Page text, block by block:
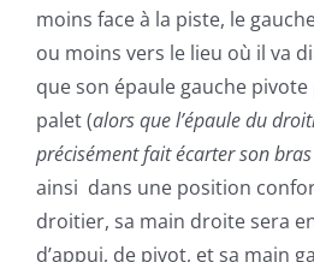
moins face à la piste, le
ou moins vers le lieu où il va
que son épaule gauche
palet (alors que l’épaule du
précisément fait écarter son
ainsi dans une position
droitier, sa main droite sera
d’appui, de pivot, et sa main